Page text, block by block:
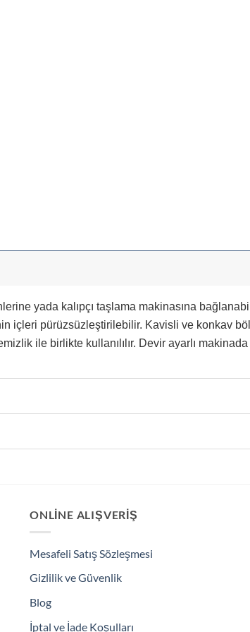
yada kalıpçı taşlama makinasına
içleri pürüzsüzleştirilebilir. Kavisli ve konkav
ile birlikte kullanılılır. Devir ayarlı
ONLINE ALIŞVERIŞ
Mesafeli Satış Sözleşmesi
Gizlilik ve Güvenlik
Blog
İptal ve İade Koşulları